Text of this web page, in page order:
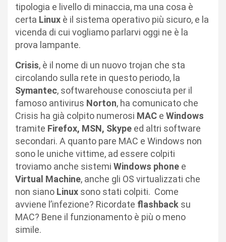
tipologia e livello di minaccia, ma una cosa è
certa Linux è il sistema operativo più sicuro, e la
vicenda di cui vogliamo parlarvi oggi ne è la
prova lampante.
Crisis, è il nome di un nuovo trojan che sta
circolando sulla rete in questo periodo, la
Symantec, softwarehouse conosciuta per il
famoso antivirus Norton, ha comunicato che
Crisis ha già colpito numerosi MAC e Windows
tramite Firefox, MSN, Skype ed altri software
secondari. A quanto pare MAC e Windows non
sono le uniche vittime, ad essere colpiti
troviamo anche sistemi Windows phone e
Virtual Machine, anche gli OS virtualizzati che
non siano Linux sono stati colpiti. Come
avviene l’infezione? Ricordate flashback su
MAC? Bene il funzionamento è più o meno
simile.